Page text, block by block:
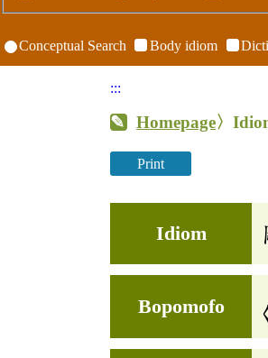
Conceptual Search Body idiom
:::
Homepage〉
Print
Idiom
Bopomofo